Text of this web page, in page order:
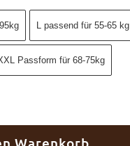
L passend für 55-65 kg
Passform für 68-75kg